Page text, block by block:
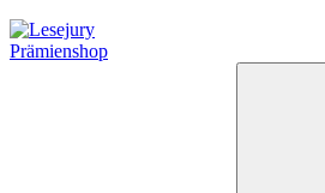
Prämienshop